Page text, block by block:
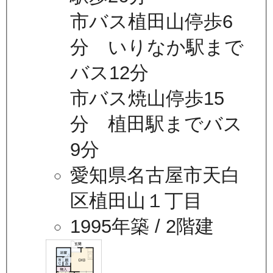
市バス植田山停歩6
分 いりなか駅まで
バス12分
市バス焼山停歩15
分 植田駅までバス
9分
愛知県名古屋市天白
区植田山１丁目
1995年築 / 2階建